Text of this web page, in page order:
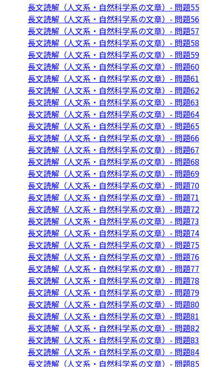
長文読解（人文系・自然科学系の文章）- 問題55
長文読解（人文系・自然科学系の文章）- 問題56
長文読解（人文系・自然科学系の文章）- 問題57
長文読解（人文系・自然科学系の文章）- 問題58
長文読解（人文系・自然科学系の文章）- 問題59
長文読解（人文系・自然科学系の文章）- 問題60
長文読解（人文系・自然科学系の文章）- 問題61
長文読解（人文系・自然科学系の文章）- 問題62
長文読解（人文系・自然科学系の文章）- 問題63
長文読解（人文系・自然科学系の文章）- 問題64
長文読解（人文系・自然科学系の文章）- 問題65
長文読解（人文系・自然科学系の文章）- 問題66
長文読解（人文系・自然科学系の文章）- 問題67
長文読解（人文系・自然科学系の文章）- 問題68
長文読解（人文系・自然科学系の文章）- 問題69
長文読解（人文系・自然科学系の文章）- 問題70
長文読解（人文系・自然科学系の文章）- 問題71
長文読解（人文系・自然科学系の文章）- 問題72
長文読解（人文系・自然科学系の文章）- 問題73
長文読解（人文系・自然科学系の文章）- 問題74
長文読解（人文系・自然科学系の文章）- 問題75
長文読解（人文系・自然科学系の文章）- 問題76
長文読解（人文系・自然科学系の文章）- 問題77
長文読解（人文系・自然科学系の文章）- 問題78
長文読解（人文系・自然科学系の文章）- 問題79
長文読解（人文系・自然科学系の文章）- 問題80
長文読解（人文系・自然科学系の文章）- 問題81
長文読解（人文系・自然科学系の文章）- 問題82
長文読解（人文系・自然科学系の文章）- 問題83
長文読解（人文系・自然科学系の文章）- 問題84
長文読解（人文系・自然科学系の文章）- 問題85